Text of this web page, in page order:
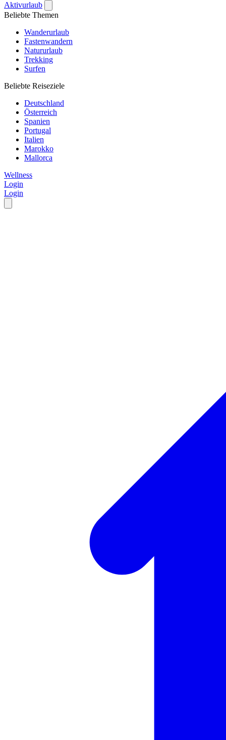
Aktivurlaub
Beliebte Themen
Wanderurlaub
Fastenwandern
Natururlaub
Trekking
Surfen
Beliebte Reiseziele
Deutschland
Österreich
Spanien
Portugal
Italien
Marokko
Mallorca
Wellness
Login
Login